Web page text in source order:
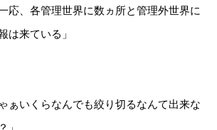
応、各管理世界に数ヵ所と管理外世界に
は来ている」
ぁいくらなんでも絞り切るなんて出来な